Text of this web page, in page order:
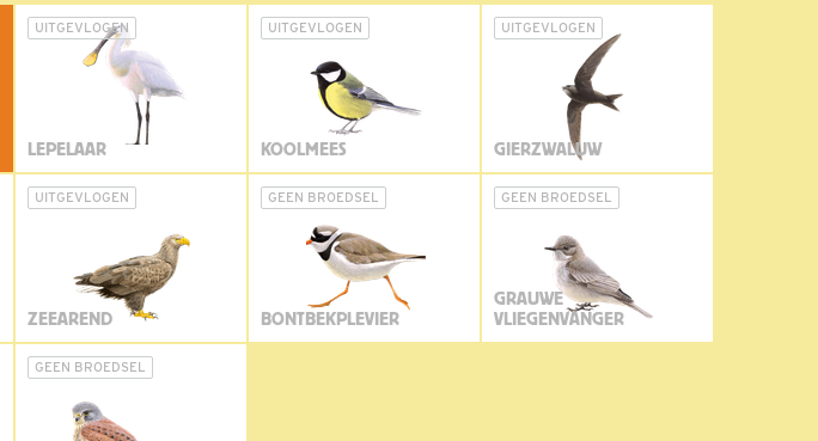
UITGEVLOGEN
LEPELAAR
UITGEVLOGEN
KOOLMEES
UITGEVLOGEN
GIERZWALUW
UITGEVLOGEN
ZEEAREND
GEEN BROEDSEL
BONTBEKPLEVIER
GEEN BROEDSEL
GRAUWE
VLIEGENVANGER
GEEN BROEDSEL